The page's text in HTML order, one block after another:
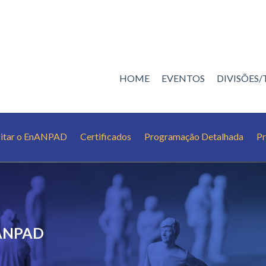
HOME EVENTOS DIVISÕES/
o EnANPAD Certificados Programação Detalhada